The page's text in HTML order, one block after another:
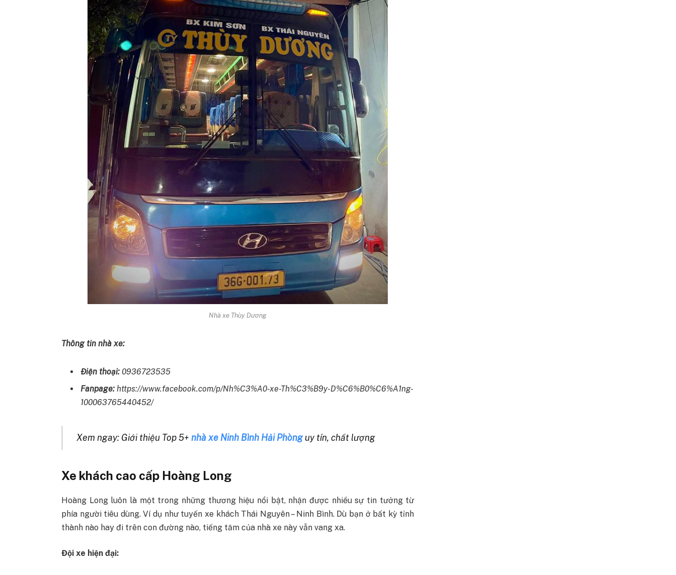
Nhà xe Thùy Dương
Thông tin nhà xe:
Điện thoại:0936723535
Fanpage:https://www.facebook.com/p/Nh%C3%A0-xe-Th%C3%B9y-D%C6%B0%C6%A1ng-
100063765440452/
Xem ngay: Giới thiệu Top 5+ nhà xe Ninh Bình Hải Phònguy tín, chất lượng
Xe khách cao cấp Hoàng Long
Hoàng Long luôn là một trong những thương hiệu nổi bật, nhận được nhiều sự tin tưởng từ
phía người tiêu dùng. Ví dụ như tuyến xe khách Thái Nguyên – Ninh Bình. Dù bạn ở bất kỳ tỉnh
thành nào hay đi trên con đường nào, tiếng tăm của nhà xe này vẫn vang xa.
Đội xe hiện đại: